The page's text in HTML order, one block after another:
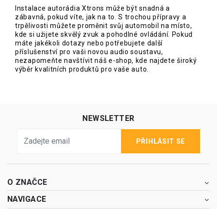
Instalace autorádia Xtrons může být snadná a
zábavná, pokud víte, jak na to. S trochou přípravy a
trpělivosti můžete proměnit svůj automobil na místo,
kde si užijete skvělý zvuk a pohodlné ovládání. Pokud
máte jakékoli dotazy nebo potřebujete další
příslušenství pro vaši novou audio soustavu,
nezapomeňte navštívit náš e-shop, kde najdete široký
výběr kvalitních produktů pro vaše auto.
NEWSLETTER
PŘIHLÁSIT SE
O ZNAČCE
NAVIGACE